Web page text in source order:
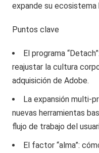
expande su
Puntos clave
El programa
reajustar la cultura
adquisición de Adobe.
La expansión multi-
nuevas herramientas
flujo de trabajo del
El factor “alma”: